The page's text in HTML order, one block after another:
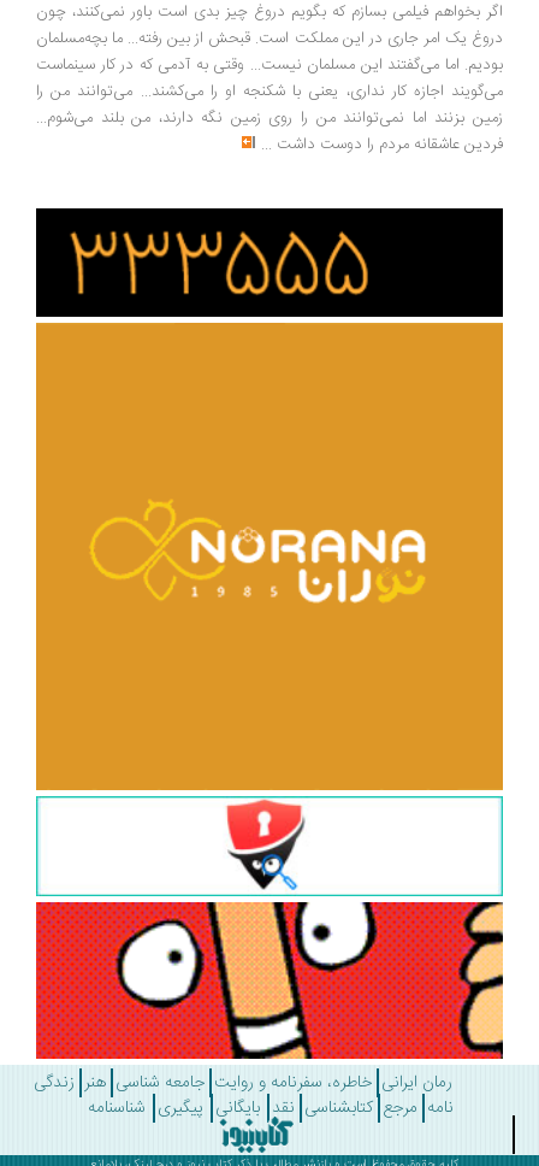
بخواهم فیلمی بسازم که بگویم دروغ چیز بدی است باور نمی‌کنند، چون
یک امر جاری در این مملکت است. قبحش از بین رفته... ما بچه‌مسلمان
اما می‌گفتند این مسلمان نیست... وقتی به آدمی که در کار سینماست
اجازه کار نداری، یعنی با شکنجه او را می‌کشند... می‌توانند من را
بزنند اما نمی‌توانند من را روی زمین نگه دارند، من بلند می‌شوم...
عاشقانه مردم را دوست داشت ...
رمان ایرانی خاطره، سفرنامه و روایت جامعه شناسی هنر زندگی
مرجع کتابشناسی نقد بایگانی پیگیری شناسنامه